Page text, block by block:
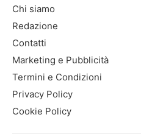
Chi siamo
Redazione
Contatti
Marketing e Pubblicità
Termini e Condizioni
Privacy Policy
Cookie Policy